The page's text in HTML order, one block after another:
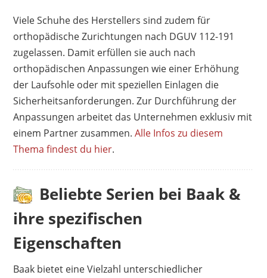
Viele Schuhe des Herstellers sind zudem für
orthopädische Zurichtungen nach DGUV 112-191
zugelassen. Damit erfüllen sie auch nach
orthopädischen Anpassungen wie einer Erhöhung
der Laufsohle oder mit speziellen Einlagen die
Sicherheitsanforderungen. Zur Durchführung der
Anpassungen arbeitet das Unternehmen exklusiv mit
einem Partner zusammen.Alle Infos zu diesem
Thema findest du hier.
Beliebte Serien bei Baak &
ihre spezifischen
Eigenschaften
Baak bietet eine Vielzahl unterschiedlicher